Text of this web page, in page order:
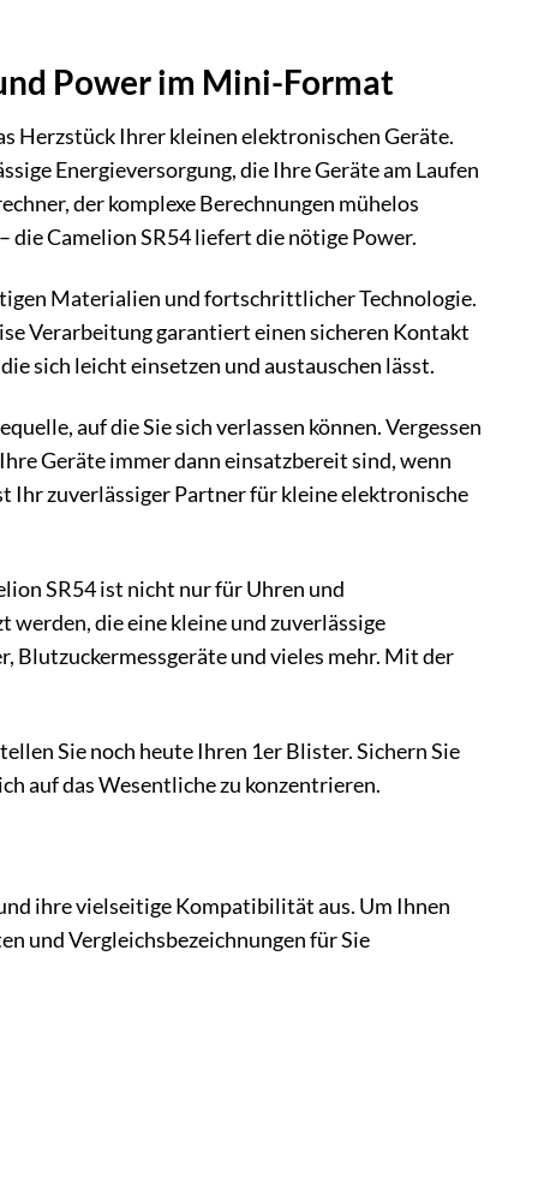
Power im Mini-Format
Herzstück Ihrer kleinen elektronischen Geräte.
Energieversorgung, die Ihre Geräte am Laufen
der komplexe Berechnungen mühelos
die Camelion SR54 liefert die nötige Power.
Materialien und fortschrittlicher Technologie.
Verarbeitung garantiert einen sicheren Kontakt
sich leicht einsetzen und austauschen lässt.
auf die Sie sich verlassen können. Vergessen
Geräte immer dann einsatzbereit sind, wenn
Ihr zuverlässiger Partner für kleine elektronische
SR54 ist nicht nur für Uhren und
werden, die eine kleine und zuverlässige
Blutzuckermessgeräte und vieles mehr. Mit der
Sie noch heute Ihren 1er Blister. Sichern Sie
auf das Wesentliche zu konzentrieren.
ihre vielseitige Kompatibilität aus. Um Ihnen
und Vergleichsbezeichnungen für Sie